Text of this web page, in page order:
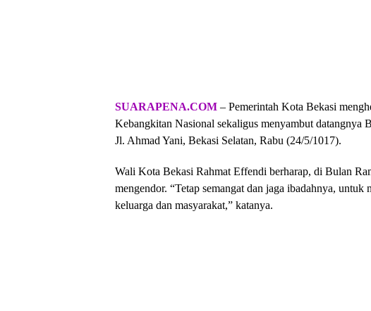
SUARAPENA.COM – Pemerintah Kota Bekasi
Kebangkitan Nasional sekaligus menyambut datangnya
Jl. Ahmad Yani, Bekasi Selatan, Rabu (24/5/1017).
Wali Kota Bekasi Rahmat Effendi berharap, di Bulan
mengendor. “Tetap semangat dan jaga ibadahnya,
keluarga dan masyarakat,” katanya.